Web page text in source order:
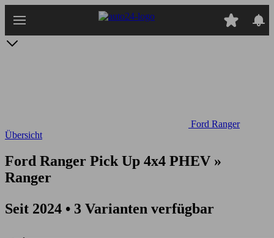
Hauptinhalt
Ford Ranger
Übersicht
Ford Ranger Pick Up 4x4 PHEV »
Ranger
Seit 2024 • 3 Varianten verfügbar